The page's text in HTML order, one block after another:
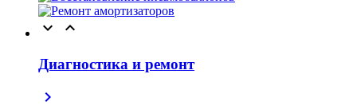
 
Диагностика и ремонт
